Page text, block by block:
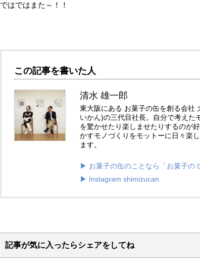
ではではまた～！！
この記事を書いた人
清水 雄一郎
東大阪にある お菓子の缶を創る会社
いかん)の三代目社長。自分で考えた
を驚かせたり楽しませたりするのが
かすモノづくりをモットーに日々楽
ます。
▶︎ お菓子の缶のことなら「お菓子のミ
▶︎ Instagram shimizucan
記事が気に入ったらシェアをしてね